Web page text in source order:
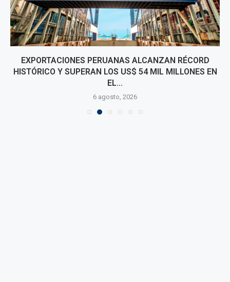
EXPORTACIONES PERUANAS ALCANZAN RÉCORD
HISTÓRICO Y SUPERAN LOS US$ 54 MIL MILLONES EN
EL...
6 agosto, 2026